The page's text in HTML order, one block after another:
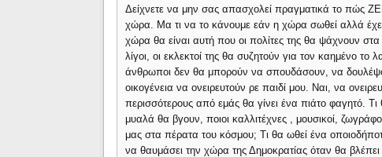
Δείχνετε να μην σας απασχολεί πραγματικά το πώς
χώρα. Μα τι να το κάνουμε εάν η χώρα σωθεί αλλά
χώρα θα είναι αυτή που οι πολίτες της θα ψάχνουν στα
λίγοι, οι εκλεκτοί της θα συζητούν για τον καημένο το
άνθρωποι δεν θα μπορούν να σπουδάσουν, να
οικογένεια να ονειρευτούν ρε παιδί μου. Ναι, να
περισσότερους από εμάς θα γίνει ένα πιάτο φαγητό.
μυαλά θα βγουν, ποιοι καλλιτέχνες , μουσικοί,
μας στα πέρατα του κόσμου; Τι θα ωθεί ένα
να θαυμάσει την χώρα της Δημοκρατίας όταν θα βλέπει